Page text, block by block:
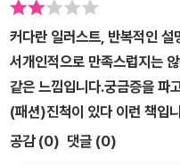
징이 발견되고 있다. 암·비만·당뇨병·면역력·상재균·출생 전 검사·맞춤
의료 등 질병에 관련된 유전자, 항
면역 질환 등 지금까지 여러
다. 최근에는 환자의 DNA를
거나, 태아의 DNA를 조사해
수 있게 되었다. 같은 질병에
커다란 일러스트, 반복적인 설
서개인적으로 만족스럽지는
같은 느낌입니다.궁금증을 파
(패션)진척이 있다 이런 책입
공감 (0) 댓글 (0)